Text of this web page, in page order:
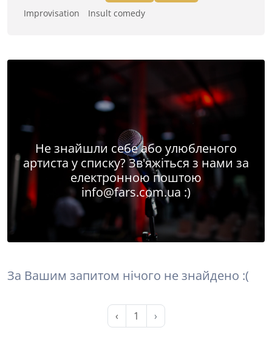
Improvisation
Insult comedy
Не знайшли себе або улюбленого
артиста у списку? Зв'яжіться з нами за
електронною поштою
info@fars.com.ua :)
За Вашим запитом нічого не знайдено :(
‹ 1 ›